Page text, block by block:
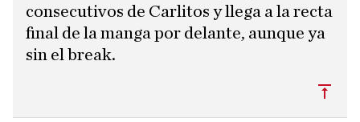
consecutivos de Carlitos y llega a la recta
final de la manga por delante, aunque ya
sin el break.